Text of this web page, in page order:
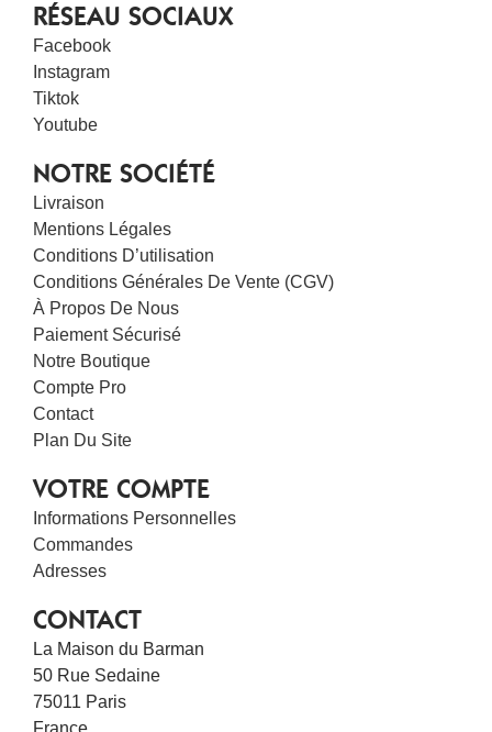
RÉSEAU SOCIAUX
Facebook
Instagram
Tiktok
Youtube
NOTRE SOCIÉTÉ
Livraison
Mentions Légales
Conditions D’utilisation
Conditions Générales De Vente (CGV)
À Propos De Nous
Paiement Sécurisé
Notre Boutique
Compte Pro
Contact
Plan Du Site
VOTRE COMPTE
Informations Personnelles
Commandes
Adresses
CONTACT
La Maison du Barman
50 Rue Sedaine
75011 Paris